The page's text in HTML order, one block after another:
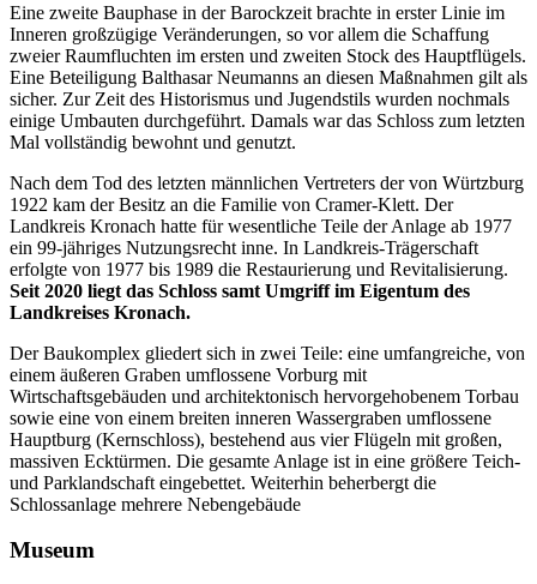
Eine zweite Bauphase in der Barockzeit brachte in erster Linie im
Inneren großzügige Veränderungen, so vor allem die Schaffung
zweier Raumfluchten im ersten und zweiten Stock des Hauptflügels.
Eine Beteiligung Balthasar Neumanns an diesen Maßnahmen gilt als
sicher. Zur Zeit des Historismus und Jugendstils wurden nochmals
einige Umbauten durchgeführt. Damals war das Schloss zum letzten
Mal vollständig bewohnt und genutzt.
Nach dem Tod des letzten männlichen Vertreters der von Würtzburg
1922 kam der Besitz an die Familie von Cramer-Klett. Der
Landkreis Kronach hatte für wesentliche Teile der Anlage ab 1977
ein 99-jähriges Nutzungsrecht inne. In Landkreis-Trägerschaft
erfolgte von 1977 bis 1989 die Restaurierung und Revitalisierung.
Seit 2020 liegt das Schloss samt Umgriff im Eigentum des
Landkreises Kronach.
Der Baukomplex gliedert sich in zwei Teile: eine umfangreiche, von
einem äußeren Graben umflossene Vorburg mit
Wirtschaftsgebäuden und architektonisch hervorgehobenem Torbau
sowie eine von einem breiten inneren Wassergraben umflossene
Hauptburg (Kernschloss), bestehend aus vier Flügeln mit großen,
massiven Ecktürmen. Die gesamte Anlage ist in eine größere Teich-
und Parklandschaft eingebettet. Weiterhin beherbergt die
Schlossanlage mehrere Nebengebäude
Museum